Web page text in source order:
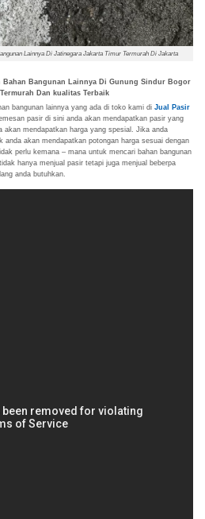
Lainnya Di Jatinegara Jakarta Timur Termurah Di Jakarta
Bangunan Lainnya Di Gunung Sindur Bogor
Dan kualitas Terbaik
bangunan lainnya yang ada di toko kami di Jual Pasir
pasir di sini anda akan mendapatkan pasir yang
akan mendapatkan harga yang spesial. Jika anda
anda akan mendapatkan potongan harga sesuai dengan
perlu kemana – mana untuk mencari bahan bangunan
hanya menjual pasir tetapi juga menjual beberpa
anda butuhkan.